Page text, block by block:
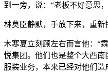
到一旁，说：“老板不好意思
林莫臣静默，手放下来，重新
木寒夏立刻顾左右而言他：“
悦集团。他们也是整个大西
服装业务，本来已经对他们